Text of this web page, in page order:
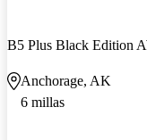
B5 Plus Black Edition
Anchorage, AK
6 millas